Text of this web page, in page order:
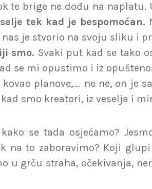
brige ne dođu na
tek kad je bespomoćan.
nas je stvorio na svoju sliku i
smo. Svaki put kad se tako
se mi opustimo i iz
planove,…. ne ne, on je
smo kreatori, iz veselja i
se tada osjećamo?
to zaboravimo? Koji
grču straha, očekivanja,